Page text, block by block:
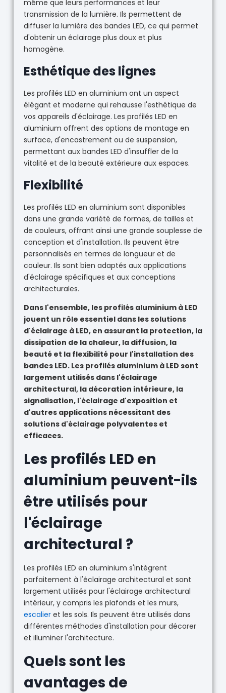
même que leurs performances et leur
transmission de la lumière. Ils permettent de
diffuser la lumière des bandes LED, ce qui permet
d'obtenir un éclairage plus doux et plus
homogène.
Esthétique des lignes
Les profilés LED en aluminium ont un aspect
élégant et moderne qui rehausse l'esthétique de
vos appareils d'éclairage. Les profilés LED en
aluminium offrent des options de montage en
surface, d'encastrement ou de suspension,
permettant aux bandes LED d'insuffler de la
vitalité et de la beauté extérieure aux espaces.
Flexibilité
Les profilés LED en aluminium sont disponibles
dans une grande variété de formes, de tailles et
de couleurs, offrant ainsi une grande souplesse de
conception et d'installation. Ils peuvent être
personnalisés en termes de longueur et de
couleur. Ils sont bien adaptés aux applications
d'éclairage spécifiques et aux conceptions
architecturales.
Dans l'ensemble, les profilés aluminium à LED
jouent un rôle essentiel dans les solutions
d'éclairage à LED, en assurant la protection, la
dissipation de la chaleur, la diffusion, la
beauté et la flexibilité pour l'installation des
bandes LED. Les profilés aluminium à LED sont
largement utilisés dans l'éclairage
architectural, la décoration intérieure, la
signalisation, l'éclairage d'exposition et
d'autres applications nécessitant des
solutions d'éclairage polyvalentes et
efficaces.
Les profilés LED en
aluminium peuvent-ils
être utilisés pour
l'éclairage
architectural ?
Les profilés LED en aluminium s'intègrent
parfaitement à l'éclairage architectural et sont
largement utilisés pour l'éclairage architectural
intérieur, y compris les plafonds et les murs,
escalieret les sols. Ils peuvent être utilisés dans
différentes méthodes d'installation pour décorer
et illuminer l'architecture.
Quels sont les
avantages de